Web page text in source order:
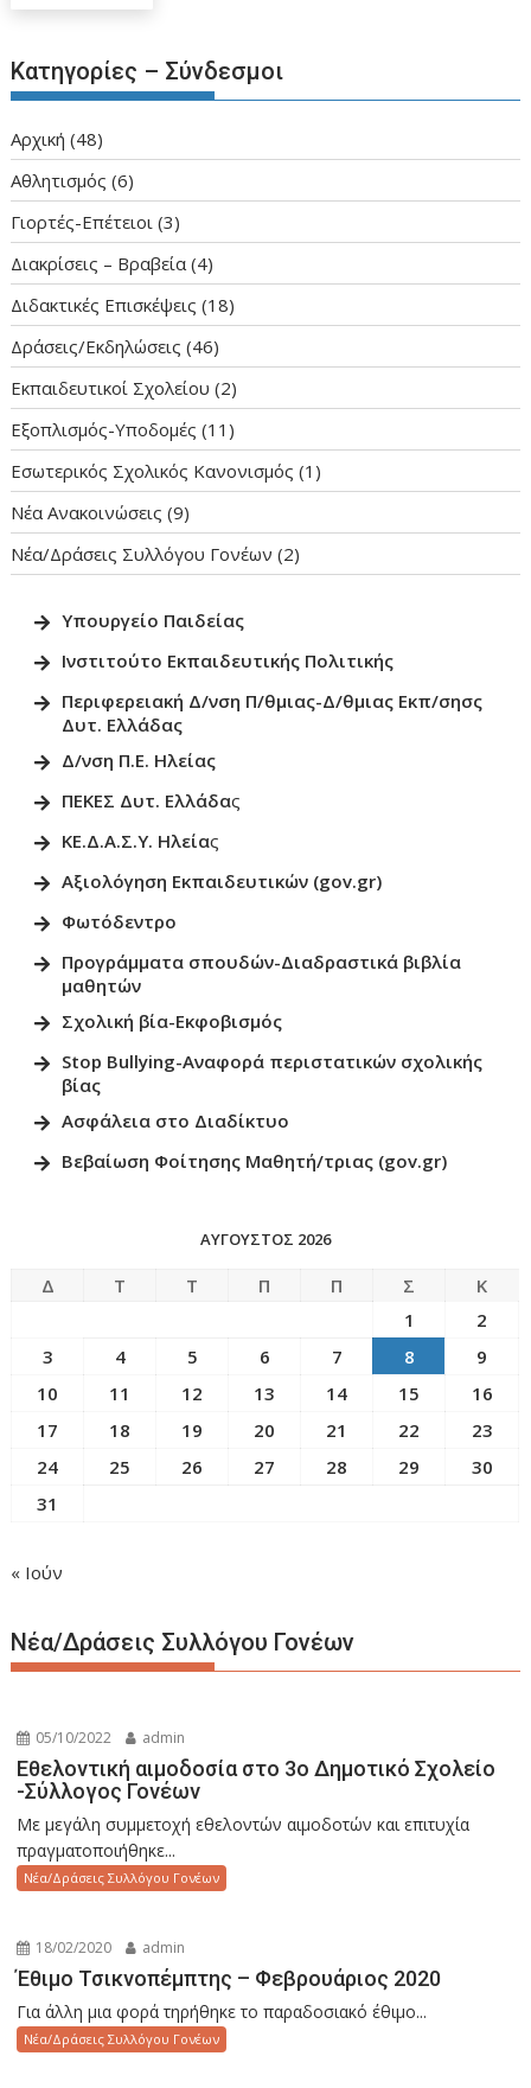
Κατηγορίες – Σύνδεσμοι
Aρχική (48)
Αθλητισμός (6)
Γιορτές-Επέτειοι (3)
Διακρίσεις – Βραβεία (4)
Διδακτικές Επισκέψεις (18)
Δράσεις/Εκδηλώσεις (46)
Εκπαιδευτικοί Σχολείου (2)
Εξοπλισμός-Υποδομές (11)
Εσωτερικός Σχολικός Κανονισμός (1)
Νέα Ανακοινώσεις (9)
Νέα/Δράσεις Συλλόγου Γονέων (2)
Υπουργείο Παιδείας
Ινστιτούτο Εκπαιδευτικής Πολιτικής
Περιφερειακή Δ/νση Π/θμιας-Δ/θμιας Εκπ/σησς
Δυτ. Ελλάδας
Δ/νση Π.Ε. Ηλείας
ΠΕΚΕΣ Δυτ. Ελλάδας
ΚΕ.Δ.Α.Σ.Υ. Ηλείας
Αξιολόγηση Εκπαιδευτικών (gov.gr)
Φωτόδεντρο
Προγράμματα σπουδών-Διαδραστικά βιβλία
μαθητών
Σχολική βία-Εκφοβισμός
Stop Bullying-Αναφορά περιστατικών σχολικής
βίας
Ασφάλεια στο Διαδίκτυο
Βεβαίωση Φοίτησης Μαθητή/τριας (gov.gr)
ΑΎΓΟΥΣΤΟΣ 2026
Δ Τ Τ Π Π Σ
Κ
1
2
3
4 5 6 7 8
9
10
11 12 13 14 15
16
17
18 19 20 21 22
23
24
25 26 27 28 29
30
31
« Ιούν
Νέα/Δράσεις Συλλόγου Γονέων
05/10/2022 admin
Εθελοντική αιμοδοσία στο 3ο Δημοτικό Σχολείο
-Σύλλογος Γονέων
Με μεγάλη συμμετοχή εθελοντών αιμοδοτών και επιτυχία
πραγματοποιήθηκε...
Νέα/Δράσεις Συλλόγου Γονέων
18/02/2020 admin
Έθιμο Τσικνοπέμπτης – Φεβρουάριος 2020
Για άλλη μια φορά τηρήθηκε το παραδοσιακό έθιμο...
Νέα/Δράσεις Συλλόγου Γονέων